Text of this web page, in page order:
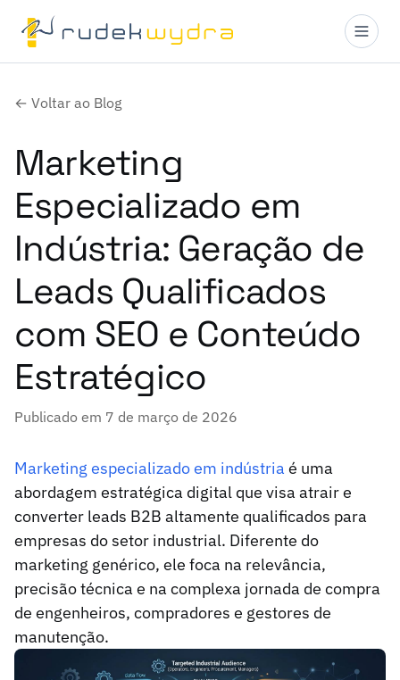
← Voltar ao Blog
Marketing
Especializado em
Indústria: Geração de
Leads Qualificados
com SEO e Conteúdo
Estratégico
Publicado em 7 de março de 2026
Marketing especializado em indústria é uma
abordagem estratégica digital que visa atrair e
converter leads B2B altamente qualificados para
empresas do setor industrial. Diferente do
marketing genérico, ele foca na relevância,
precisão técnica e na complexa jornada de compra
de engenheiros, compradores e gestores de
manutenção.